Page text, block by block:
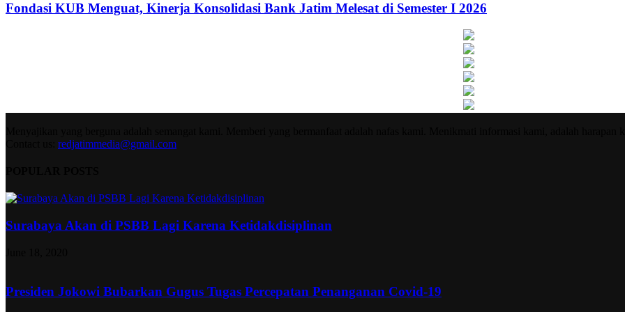
Fondasi KUB Menguat, Kinerja Konsolidasi Bank Jatim Melesat di Semester I 2026
redjatimmedia@gmail.com
Surabaya Akan di PSBB Lagi Karena Ketidakdisiplinan
Presiden Jokowi Bubarkan Gugus Tugas Percepatan Penanganan Covid-19